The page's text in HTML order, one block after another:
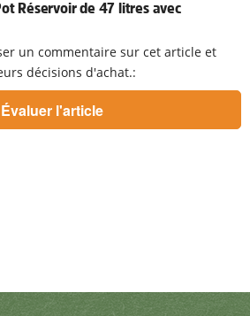
Réservoir de 47 litres avec
un commentaire sur cet article et
décisions d'achat.: